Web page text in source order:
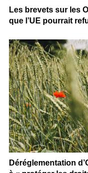
Les brevets sur les
que l’UE pourrait
Déréglementation